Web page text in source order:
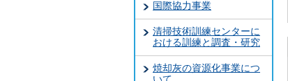
国際協力事業
清掃技術訓練センターに
おける訓練と調査・研究
焼却灰の資源化事業につ